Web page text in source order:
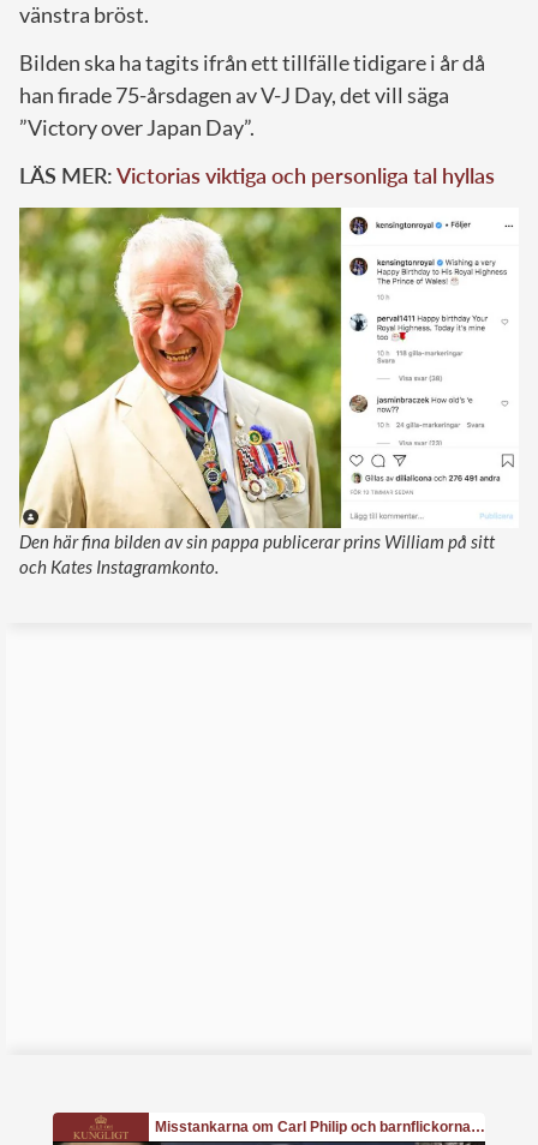
vänstra bröst.
Bilden ska ha tagits ifrån ett tillfälle tidigare i år då
han firade 75-årsdagen av V-J Day, det vill säga
”Victory over Japan Day”.
LÄS MER:Victorias viktiga och personliga tal hyllas
Den här fina bilden av sin pappa publicerar prins William på sitt
och Kates Instagramkonto.